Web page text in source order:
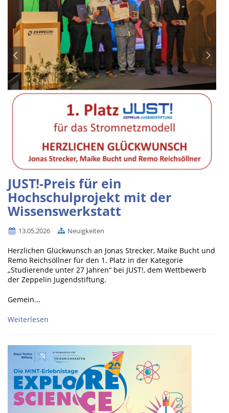
JUST!-Preis für ein
Hochschulprojekt mit der
Wissenswerkstatt
13.05.2026 Neuigkeiten
Herzlichen Glückwunsch an Jonas Strecker, Maike Bucht und
Remo Reichsöllner für den 1. Platz in der Kategorie
„Studierende unter 27 Jahren“ bei JUST!, dem Wettbewerb
der Zeppelin Jugendstiftung.
Gemein...
Weiterlesen